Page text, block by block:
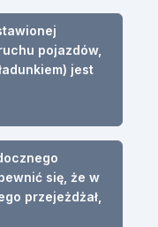
pojazdów,
jest
się, że w
przejeżdżał,